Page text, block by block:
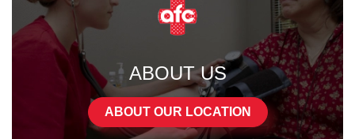
ABOUT US
ABOUT OUR LOCATION